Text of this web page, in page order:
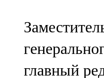
Минзәлә
107,3 FM
главный